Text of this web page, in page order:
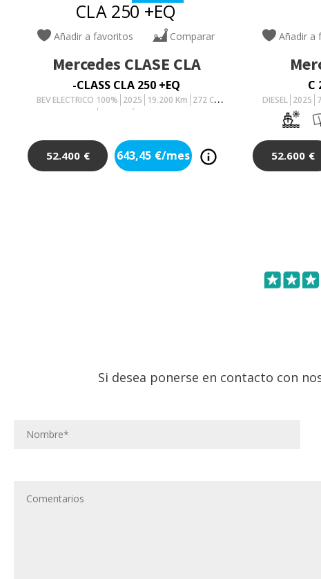
Añadir a favoritos Comparar
Mercedes CLASE CLA
-CLASS CLA 250 +EQ
BEV ELECTRICO 100% 2025 19.200 Km 272 Cv
AUTOMÁTICO
52.400 € 643,45 €/mes
Añadir a
C
DIESEL 2025
52.600 €
Si desea ponerse en contacto con